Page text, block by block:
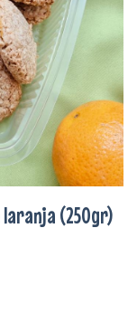
laranja (250gr)